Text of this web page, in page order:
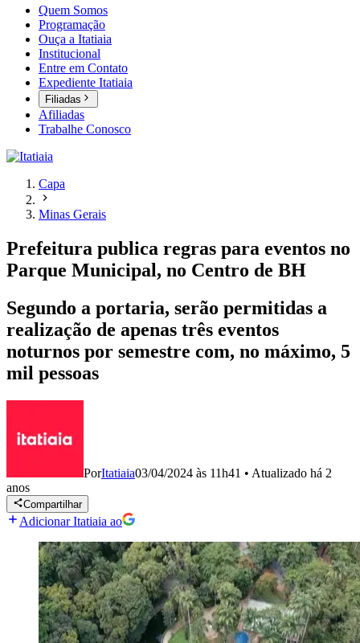
Quem Somos
Programação
Ouça a Itatiaia
Institucional
Entre em Contato
Expediente Itatiaia
Filiadas
Afiliadas
Trabalhe Conosco
Capa
Minas Gerais
Prefeitura publica regras para eventos no
Parque Municipal, no Centro de BH
Segundo a portaria, serão permitidas a
realização de apenas três eventos
noturnos por semestre com, no máximo, 5
mil pessoas
PorItatiaia03/04/2024 às 11h41 • Atualizado há 2
anos
Compartilhar
Adicionar Itatiaia ao